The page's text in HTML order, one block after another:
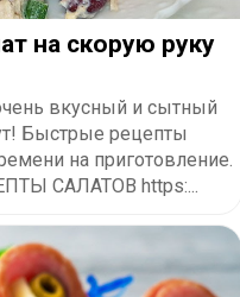
на скорую руку
вкусный и сытный
Быстрые рецепты
на приготовление.
САЛАТОВ https:...